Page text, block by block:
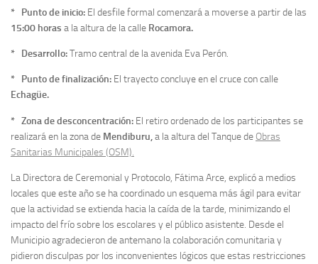
* Punto de inicio: El desfile formal comenzará a moverse a partir de las
15:00 horas a la altura de la calle Rocamora.
* Desarrollo:Tramo central de la avenida Eva Perón.
* Punto de finalización: El trayecto concluye en el cruce con calle
Echagüe.
* Zona de desconcentración: El retiro ordenado de los participantes se
realizará en la zona de Mendiburu,a la altura del Tanque de Obras
Sanitarias Municipales (OSM).
La Directora de Ceremonial y Protocolo, Fátima Arce, explicó a medios
locales que este año se ha coordinado un esquema más ágil para evitar
que la actividad se extienda hacia la caída de la tarde, minimizando el
impacto del frío sobre los escolares y el público asistente. Desde el
Municipio agradecieron de antemano la colaboración comunitaria y
pidieron disculpas por los inconvenientes lógicos que estas restricciones